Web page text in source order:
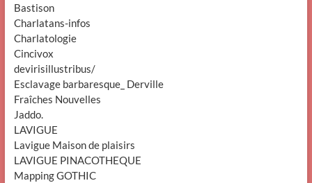
Bastison
Charlatans-infos
Charlatologie
Cincivox
devirisillustribus/
Esclavage barbaresque_ Derville
Fraîches Nouvelles
Jaddo.
LAVIGUE
Lavigue Maison de plaisirs
LAVIGUE PINACOTHEQUE
Mapping GOTHIC